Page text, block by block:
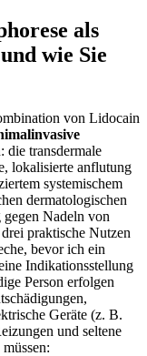
als
wie Sie
von Lidocain
die transdermale
lokalisierte anflutung
systemischem
​dermatologischen
Nadeln von
praktische Nutzen
bevor ich ein
Indikationsstellung
Person erfolgen
Geräte (z. B.
und seltene